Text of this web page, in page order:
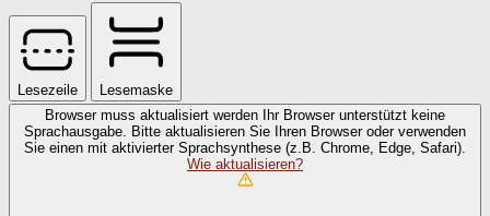
Lesezeile
Lesemaske
Browser muss aktualisiert werden
Ihr Browser unterstützt keine
Sprachausgabe. Bitte aktualisieren Sie Ihren Browser oder verwenden
Sie einen mit aktivierter Sprachsynthese (z.B. Chrome, Edge, Safari).
Wie aktualisieren?